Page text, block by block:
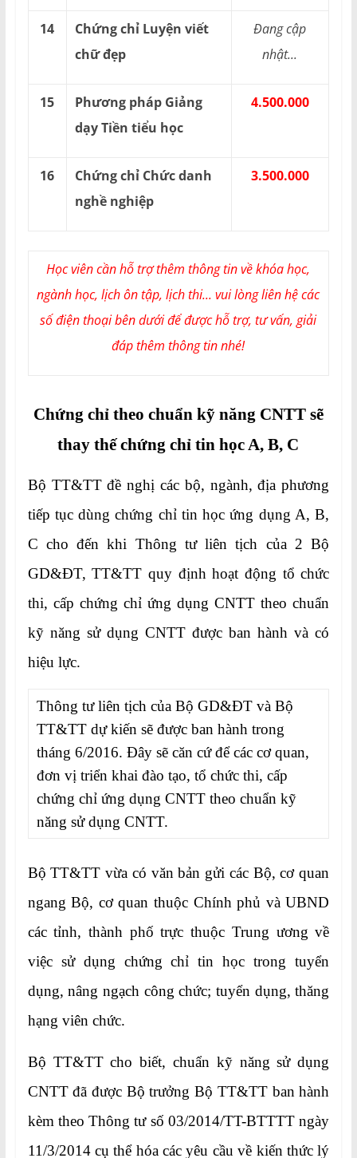
14
Chứng chỉ Luyện viết
chữ đẹp
Đang cập
nhật...
15
Phương pháp Giảng
dạy Tiền tiểu học
4.500.000
16
Chứng chỉ Chức danh
nghề nghiệp
3.500.000
Học viên cần hỗ trợ thêm thông tin về khóa học,
ngành học, lịch ôn tập, lịch thi... vui lòng liên hệ các
số điện thoại bên dưới để được hỗ trợ, tư vấn, giải
đáp thêm thông tin nhé!
Chứng chỉ theo chuẩn kỹ năng CNTT sẽ
thay thế chứng chỉ tin học A, B, C
Bộ TT&TT đề nghị các bộ, ngành, địa phương
tiếp tục dùng chứng chỉ tin học ứng dụng A, B,
C cho đến khi Thông tư liên tịch của 2 Bộ
GD&ĐT, TT&TT quy định hoạt động tổ chức
thi, cấp chứng chỉ ứng dụng CNTT theo chuẩn
kỹ năng sử dụng CNTT được ban hành và có
hiệu lực.
Thông tư liên tịch của Bộ GD&ĐT và Bộ
TT&TT dự kiến sẽ được ban hành trong
tháng 6/2016. Đây sẽ căn cứ để các cơ quan,
đơn vị triển khai đào tạo, tổ chức thi, cấp
chứng chỉ ứng dụng CNTT theo chuẩn kỹ
năng sử dụng CNTT.
Bộ TT&TT vừa có văn bản gửi các Bộ, cơ quan
ngang Bộ, cơ quan thuộc Chính phủ và UBND
các tỉnh, thành phố trực thuộc Trung ương về
việc sử dụng chứng chỉ tin học trong tuyển
dụng, nâng ngạch công chức; tuyển dụng, thăng
hạng viên chức.
Bộ TT&TT cho biết, chuẩn kỹ năng sử dụng
CNTT đã được Bộ trưởng Bộ TT&TT ban hành
kèm theo Thông tư số 03/2014/TT-BTTTT ngày
11/3/2014 cụ thể hóa các yêu cầu về kiến thức lý